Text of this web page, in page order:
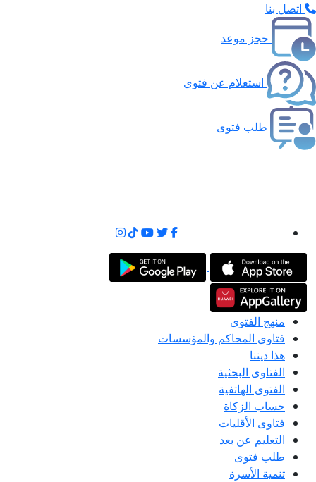
اتصل بنا
حجز موعد
استعلام عن فتوى
طلب فتوى
منهج الفتوى
فتاوى المحاكم والمؤسسات
هذا ديننا
الفتاوى البحثية
الفتوى الهاتفية
حساب الزكاة
فتاوى الأقليات
التعليم عن بعد
طلب فتوى
تنمية الأسرة